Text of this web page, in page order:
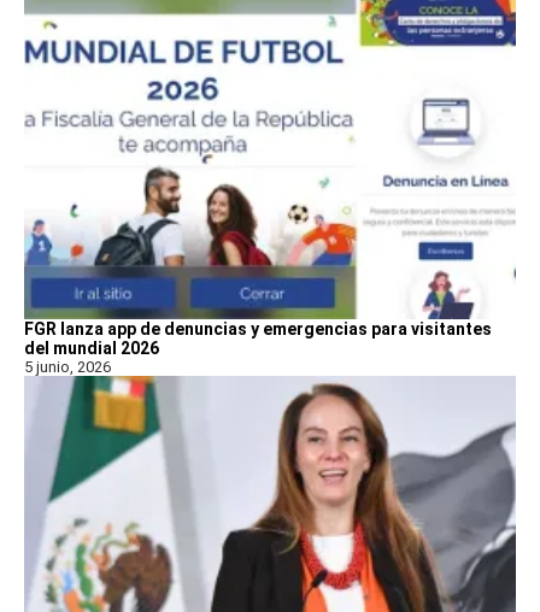
FGR lanza app de denuncias y emergencias para visitantes
del mundial 2026
5 junio, 2026